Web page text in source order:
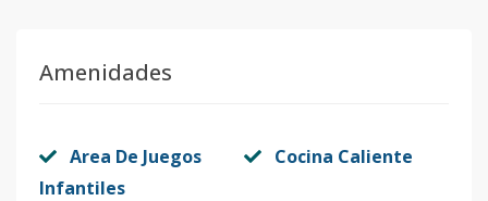
Amenidades
Area De Juegos
Infantiles
Cocina Caliente